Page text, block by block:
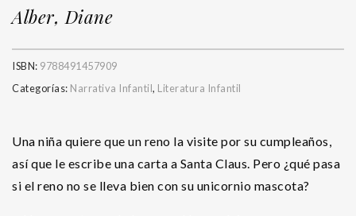
Alber, Diane
ISBN: 9788491457909
Categorías: Narrativa Infantil, Literatura Infantil
Una niña quiere que un reno la visite por su cumpleaños,
así que le escribe una carta a Santa Claus. Pero ¿qué pasa
si el reno no se lleva bien con su unicornio mascota?